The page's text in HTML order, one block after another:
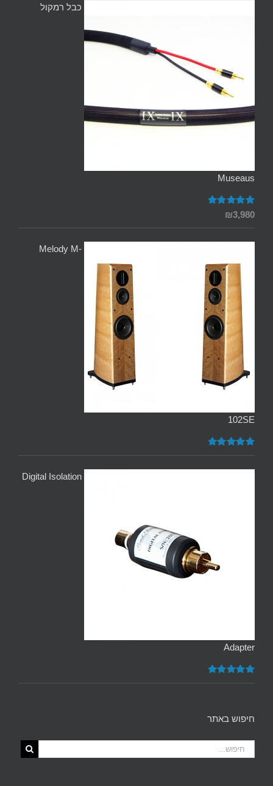
כבל רמקול
Museaus
דורג5.00
₪3,980
Melody M-
102SE
דורג5.00
Digital Isolation
Adapter
דורג5.00
חיפוש באתר